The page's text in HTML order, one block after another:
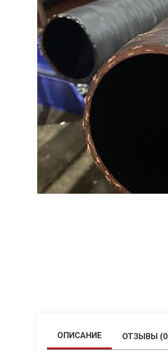
Техпластина, листовая резина
Конструкционные пластики и
полимеры
Ленты транспортерные
Рукава, шланги
Хомуты и БРСМ соединения
Набивки сальниковые
Композитные материалы Resimac
Парафиновая эмульсия
⇣ Показать все категории ⇣
ОПИСАНИЕ ОТЗЫВЫ